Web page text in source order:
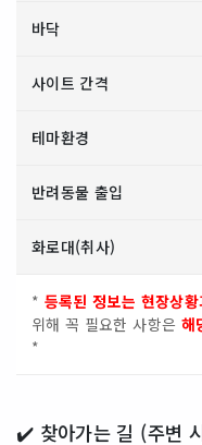
바닥
사이트 간격
테마환경
반려동물 출입
화로대(취사)
* 등록된 정보는 현장상
위해 꼭 필요한 사항은 해
*
✔️ 찾아가는 길 (주변